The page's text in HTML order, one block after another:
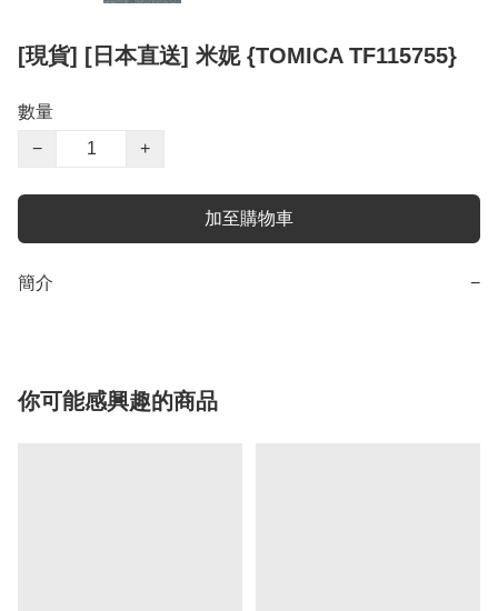
[現貨] [日本直送] 米妮 {TOMICA TF115755}
數量
−
+
加至購物車
簡介 −
你可能感興趣的商品